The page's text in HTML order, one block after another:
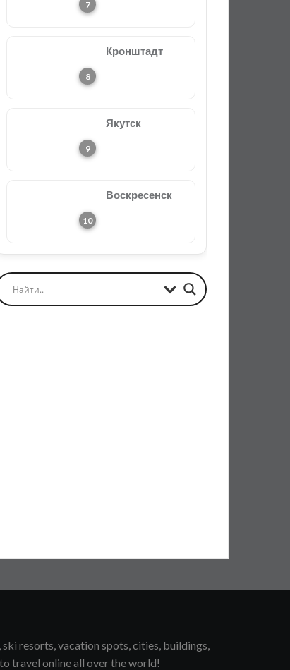
Кронштадт
Якутск
Воскресенск
resorts, vacation spots, cities, buildings,
travel online all over the world!